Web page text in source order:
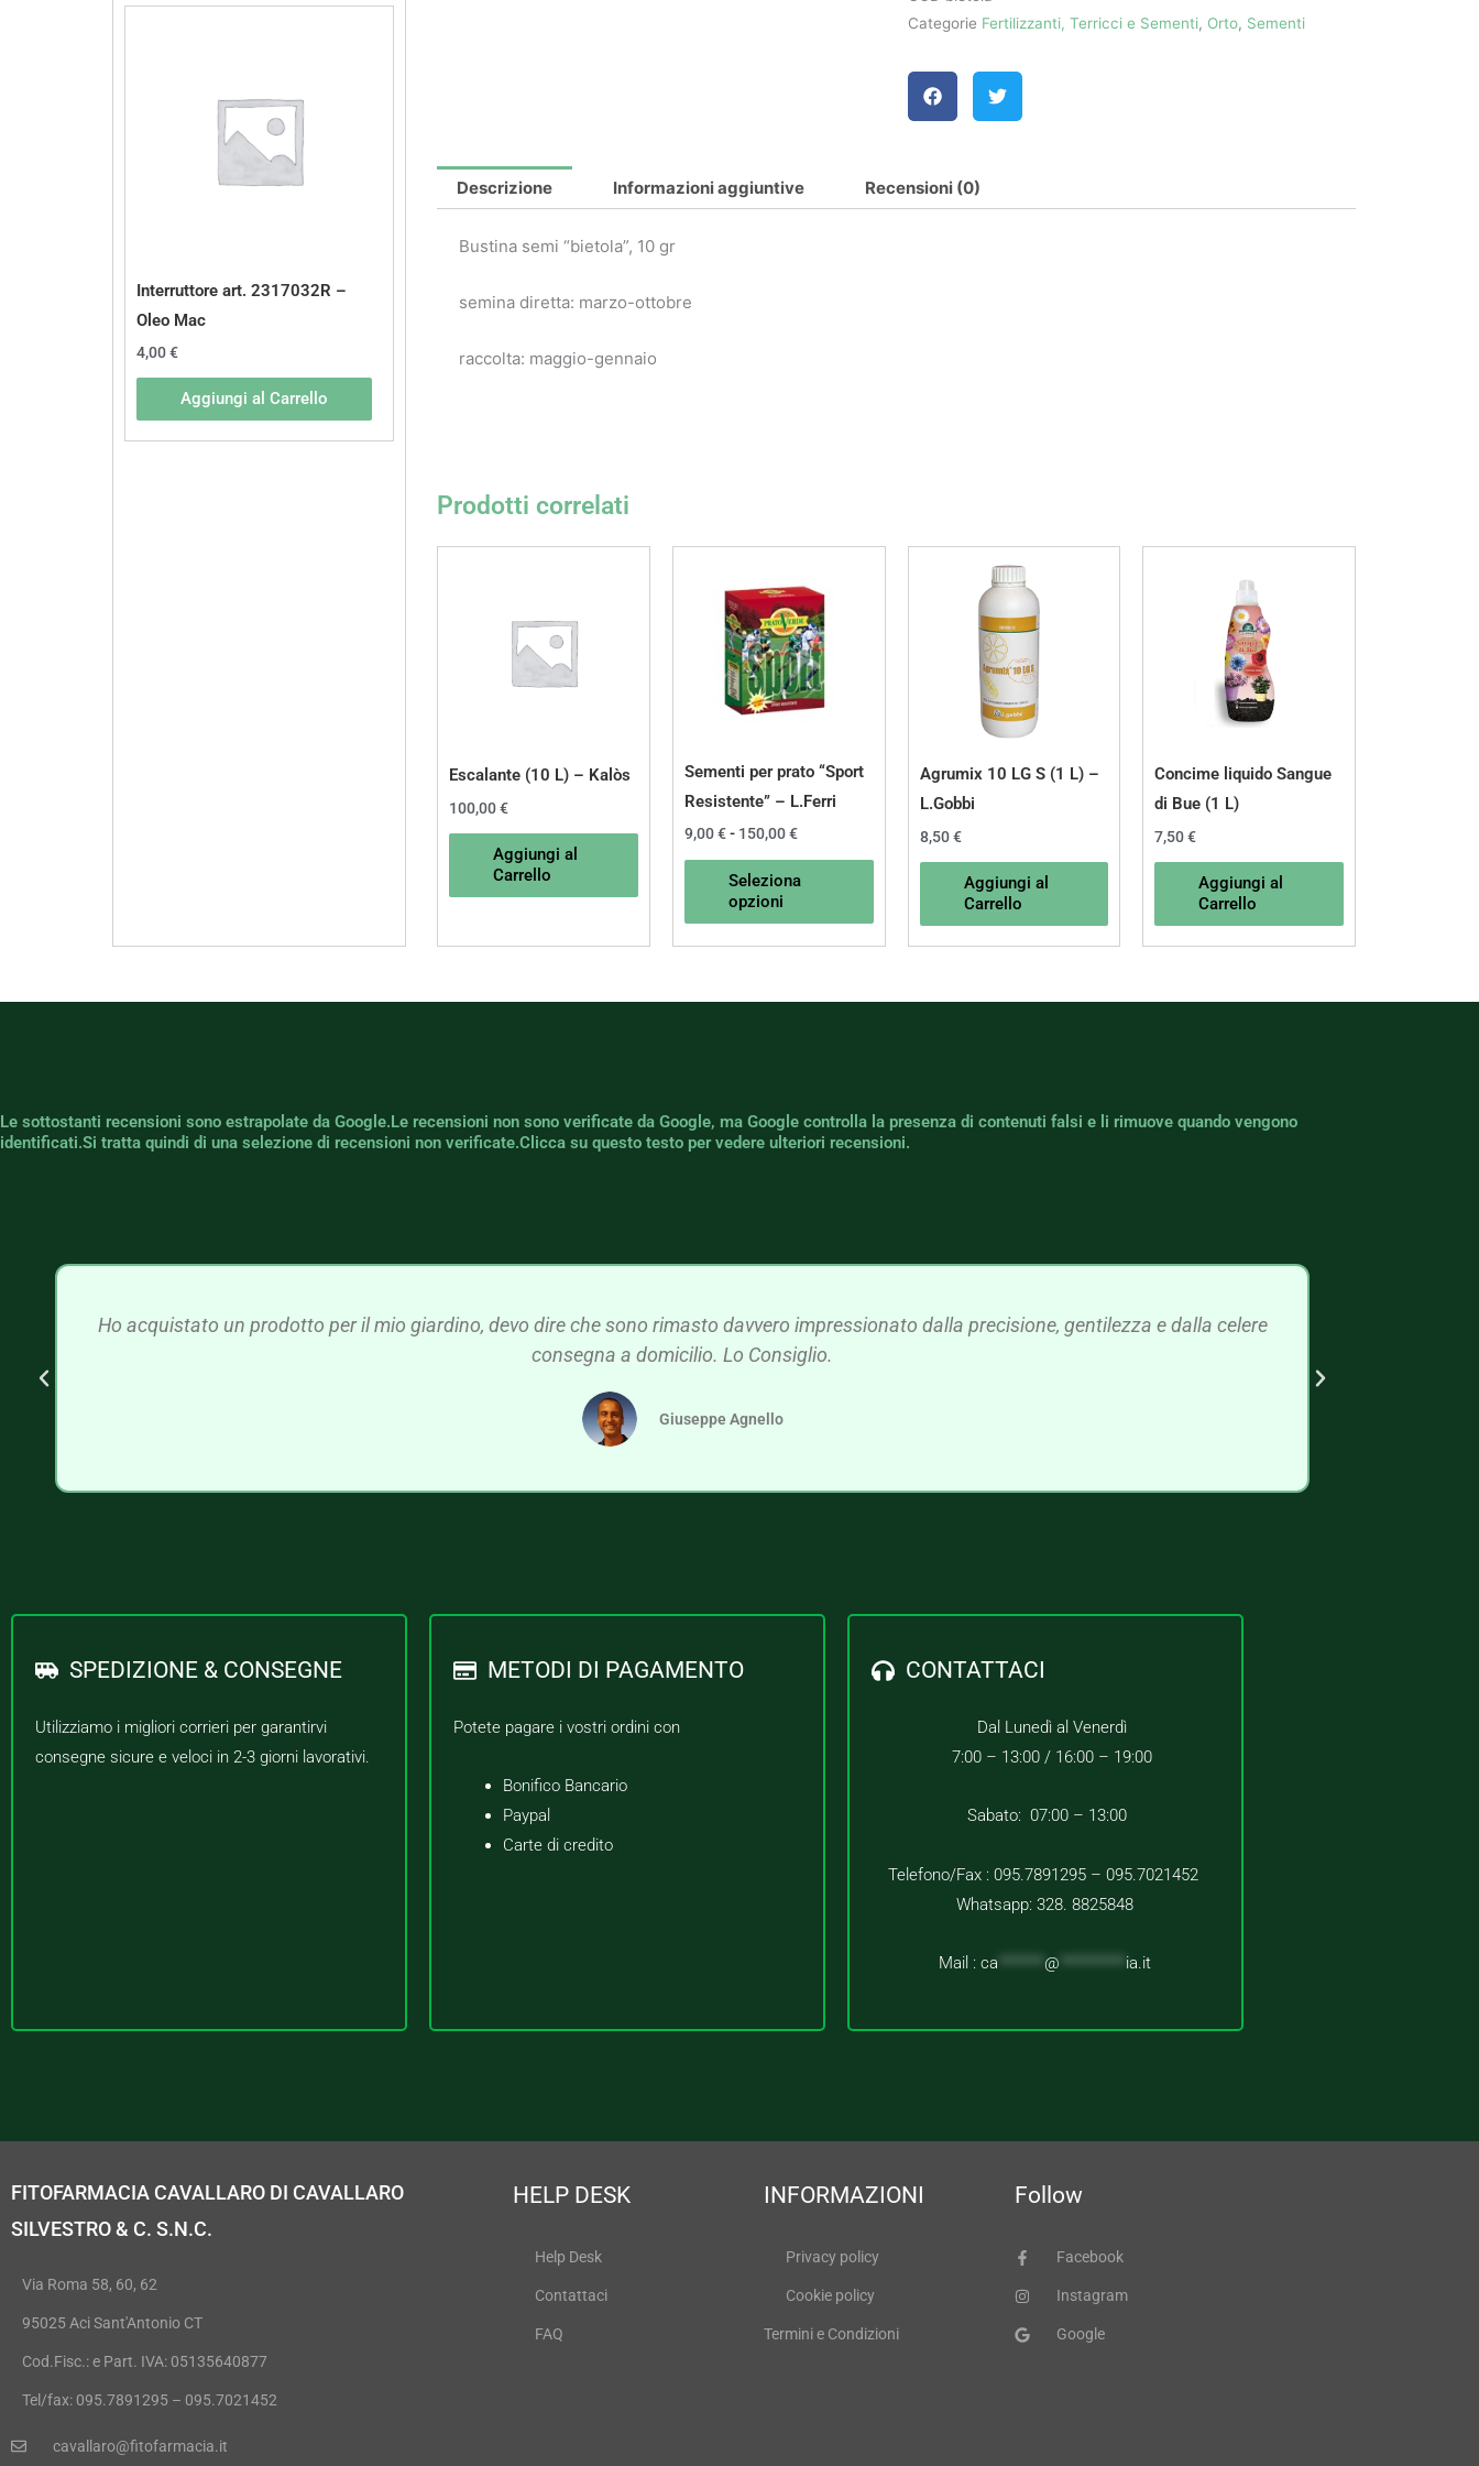
Interruttore art. 2317032R –
Oleo Mac
4,00€
Aggiungi al Carrello
Categorie Fertilizzanti, Terricci e Sementi, Orto, Sementi
Descrizione Informazioni aggiuntive Recensioni (0)
Bustina semi “bietola”, 10 gr
semina diretta: marzo-ottobre
raccolta: maggio-gennaio
Prodotti correlati
Escalante (10 L) – Kalòs
100,00€
Aggiungi al
Carrello
Sementi per prato “Sport
Resistente” – L.Ferri
9,00€ - 150,00€
prezzo:
da
9,00 €
a
150,00 €
Seleziona
opzioni
possono
essere
nella
prodotto
Agrumix 10 LG S (1 L) –
L.Gobbi
8,50€
Aggiungi al
Carrello
Concime liquido Sangue
di Bue (1 L)
7,50€
Aggiungi al
Carrello
Le sottostanti recensioni sono estrapolate da Google.Le recensioni non sono verificate da Google, ma Google controlla la presenza di contenuti falsi e li rimuove quando vengono
identificati.Si tratta quindi di una selezione di recensioni non verificate.Clicca su questo testo per vedere ulteriori recensioni.
Ho acquistato un prodotto per il mio giardino, devo dire che sono rimasto davvero impressionato dalla precisione, gentilezza e dalla celere
consegna a domicilio. Lo Consiglio.
Giuseppe Agnello
SPEDIZIONE & CONSEGNE
Utilizziamo i migliori corrieri per garantirvi
consegne sicure e veloci in 2-3 giorni lavorativi.
METODI DI PAGAMENTO
Potete pagare i vostri ordini con
Bonifico Bancario
Paypal
Carte di credito
CONTATTACI
Dal Lunedì al Venerdì
7:00 – 13:00 / 16:00 – 19:00
Sabato: 07:00 – 13:00
Telefono/Fax : 095.7891295 – 095.7021452
Whatsapp: 328. 8825848
Mail :ca *******@ ia.it
FITOFARMACIA CAVALLARO DI CAVALLARO
SILVESTRO & C. S.N.C.
Via Roma 58, 60, 62
95025 Aci Sant'Antonio CT
Cod.Fisc.: e Part. IVA: 05135640877
Tel/fax: 095.7891295 – 095.7021452
cavallaro@fitofarmacia.it
HELP DESK
Help Desk
Contattaci
FAQ
INFORMAZIONI
Privacy policy
Cookie policy
Termini e Condizioni
Follow
Facebook
Instagram
Google